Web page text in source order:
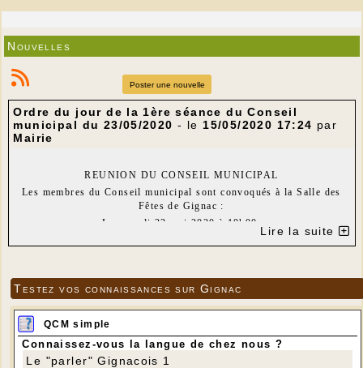
Nouvelles
Poster une nouvelle
Ordre du jour de la 1ère séance du Conseil
municipal du 23/05/2020 - le15/05/2020 17:24 par
Mairie
REUNION DU CONSEIL MUNICIPAL
Les membres du Conseil municipal sont convoqués à la Salle des
Fêtes de Gignac :
Le samedi 23 mai 2020 à 10h00.
Le Maire
ORDRE DU JOUR :
1- Election du maire ;
2- Détermination du nombre d’adjoints et élection des adjoints ;
3- Délégation du conseil municipal au maire ;
4- Lecture de la charte de l’élu local (article L2121-7 du CGCT).
Lire la suite
Testez vos connaissances sur Gignac
QCM simple
Connaissez-vous la langue de chez nous ?
Le "parler" Gignacois 1